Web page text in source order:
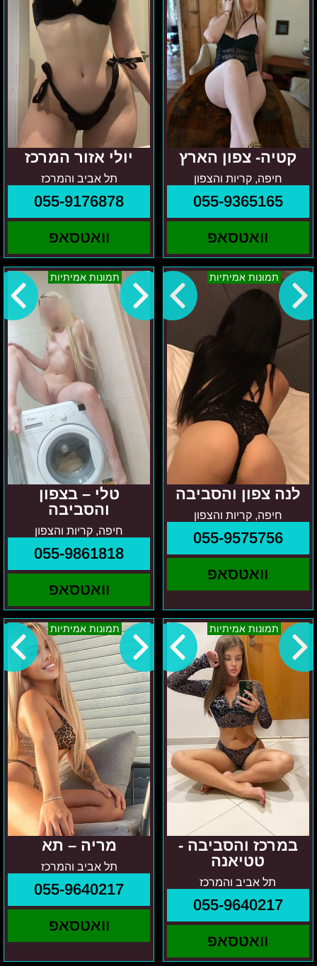
קטיה- צפון הארץ
חיפה, קריות והצפון
055-9365165
וואטסאפ
יולי אזור המרכז
תל אביב והמרכז
055-9176878
וואטסאפ
תמונות אמיתיות
לנה צפון והסביבה
חיפה, קריות והצפון
055-9575756
וואטסאפ
לנה
צפון
והסביבה
תמונות אמיתיות
טלי – בצפון
והסביבה
חיפה, קריות והצפון
055-9861818
וואטסאפ
טלי
–
בצפון
תמונות אמיתיות
במרכז והסביבה -
טטיאנה
תל אביב והמרכז
055-9640217
וואטסאפ
במרכז
והסביבה
-
טטיאנה
תמונות אמיתיות
מריה – תא
תל אביב והמרכז
055-9640217
וואטסאפ
מריה
–
תא